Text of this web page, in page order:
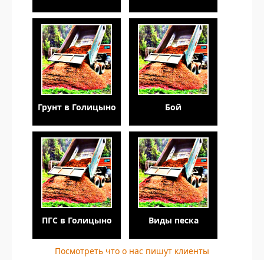
Грунт в Голицыно Бой
ПГС в Голицыно Виды песка
Посмотреть что о нас пишут клиенты